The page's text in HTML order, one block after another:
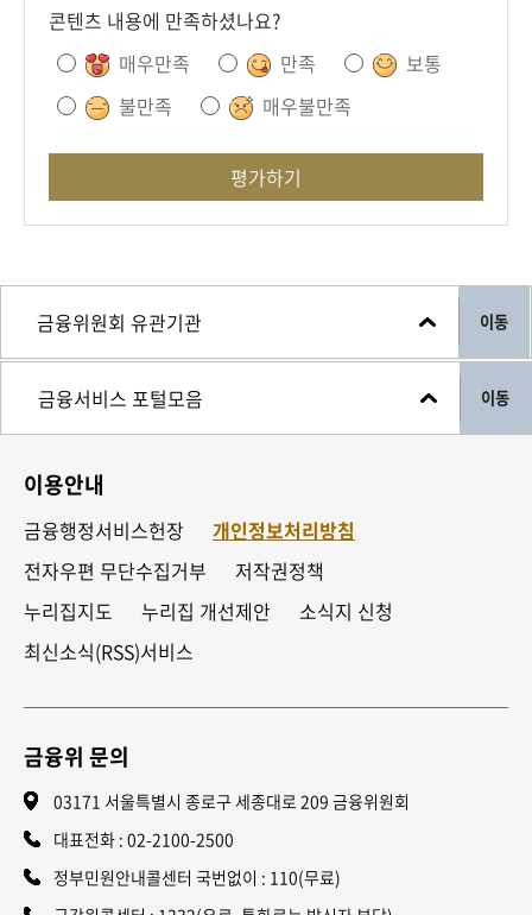
콘텐츠 내용에 만족하셨나요?
매우만족
만족
보통
불만족
매우불만족
평가하기
이동
이동
이용안내
금융행정서비스헌장
개인정보처리방침
전자우편 무단수집거부
저작권정책
누리집지도
누리집 개선제안
소식지 신청
최신소식(RSS)서비스
금융위 문의
03171 서울특별시 종로구 세종대로 209 금융위원회
대표전화 : 02-2100-2500
정부민원안내콜센터 국번없이 : 110(무료)